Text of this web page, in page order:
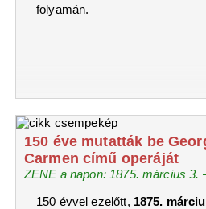
folyamán.
150 éve mutatták be
Carmen című operáját
ZENE a napon: 1875. március 3.
150 évvel ezelőtt, 1875.